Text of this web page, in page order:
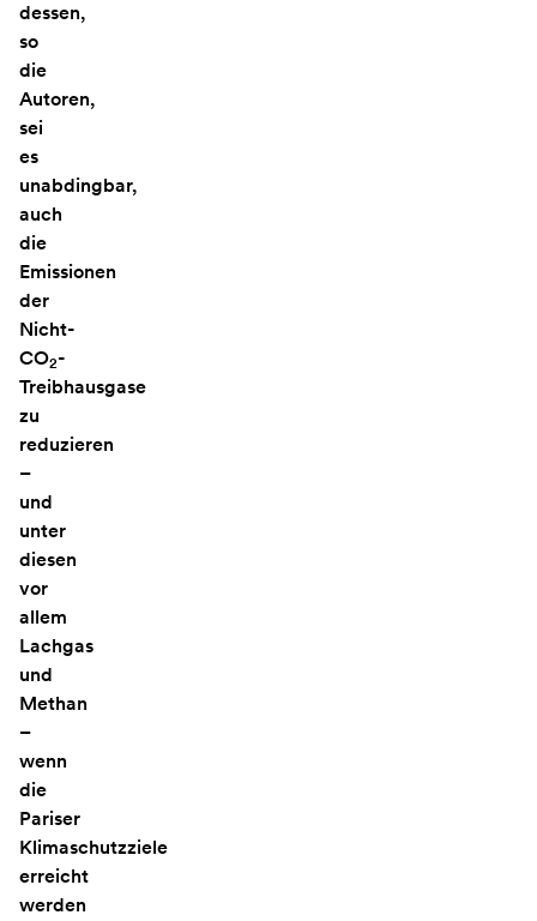
dessen,
so
die
Autoren,
sei
es
unabdingbar,
auch
die
Emissionen
der
Nicht-
CO2-
Treibhausgase
zu
reduzieren
–
und
unter
diesen
vor
allem
Lachgas
und
Methan
–
wenn
die
Pariser
Klimaschutzziele
erreicht
werden